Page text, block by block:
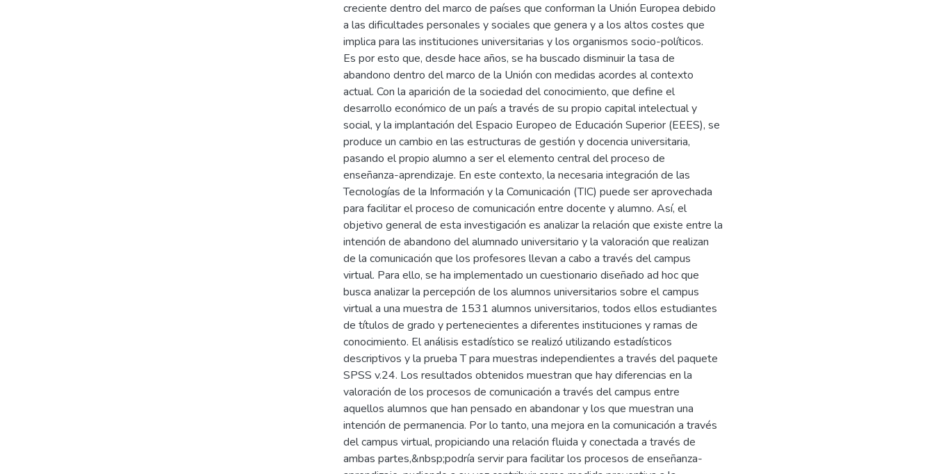
creciente dentro del marco de países que conforman la Unión Europea debido
a las dificultades personales y sociales que genera y a los altos costes que
implica para las instituciones universitarias y los organismos socio-políticos.
Es por esto que, desde hace años, se ha buscado disminuir la tasa de
abandono dentro del marco de la Unión con medidas acordes al contexto
actual. Con la aparición de la sociedad del conocimiento, que define el
desarrollo económico de un país a través de su propio capital intelectual y
social, y la implantación del Espacio Europeo de Educación Superior (EEES), se
produce un cambio en las estructuras de gestión y docencia universitaria,
pasando el propio alumno a ser el elemento central del proceso de
enseñanza-aprendizaje. En este contexto, la necesaria integración de las
Tecnologías de la Información y la Comunicación (TIC) puede ser aprovechada
para facilitar el proceso de comunicación entre docente y alumno. Así, el
objetivo general de esta investigación es analizar la relación que existe entre la
intención de abandono del alumnado universitario y la valoración que realizan
de la comunicación que los profesores llevan a cabo a través del campus
virtual. Para ello, se ha implementado un cuestionario diseñado ad hoc que
busca analizar la percepción de los alumnos universitarios sobre el campus
virtual a una muestra de 1531 alumnos universitarios, todos ellos estudiantes
de títulos de grado y pertenecientes a diferentes instituciones y ramas de
conocimiento. El análisis estadístico se realizó utilizando estadísticos
descriptivos y la prueba T para muestras independientes a través del paquete
SPSS v.24. Los resultados obtenidos muestran que hay diferencias en la
valoración de los procesos de comunicación a través del campus entre
aquellos alumnos que han pensado en abandonar y los que muestran una
intención de permanencia. Por lo tanto, una mejora en la comunicación a través
del campus virtual, propiciando una relación fluida y conectada a través de
ambas partes,&nbsp;podría servir para facilitar los procesos de enseñanza-